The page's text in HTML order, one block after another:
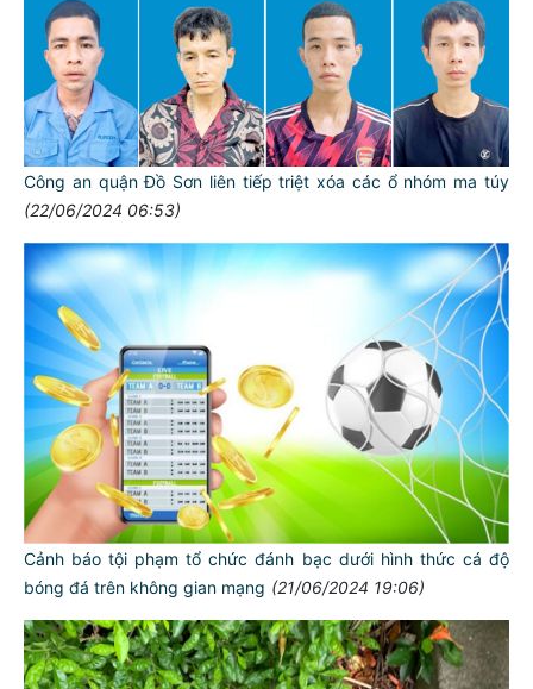
Công an quận Đồ Sơn liên tiếp triệt xóa các ổ nhóm ma túy
(22/06/2024 06:53)
Cảnh báo tội phạm tổ chức đánh bạc dưới hình thức cá độ
bóng đá trên không gian mạng (21/06/2024 19:06)